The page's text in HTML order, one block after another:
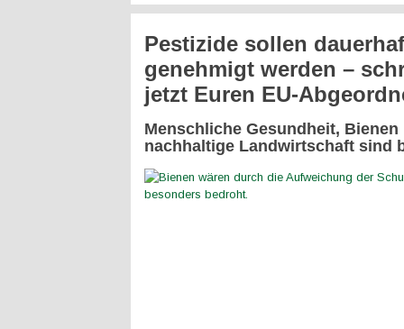
Pestizide sollen
genehmigt werden –
jetzt Euren EU-
Menschliche Gesundheit, Bienen
nachhaltige Landwirtschaft sind